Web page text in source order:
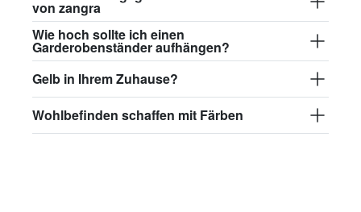
von zangra
Wie hoch sollte ich einen
Garderobenständer aufhängen?
Gelb in Ihrem Zuhause?
Wohlbefinden schaffen mit Färben